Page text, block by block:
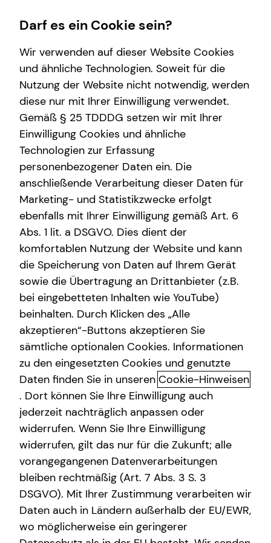
Karriere-Infos
Karrierechancen
Initiativbewerbung
Finanzberatung
Videoberatung
Spezialisten-Netzwerk
Immobilienfinanzierung
Betriebliche Altersvorsorge
Kapitalanlage Immobilien
Altersvorsorge
Arbeitskraftabsicherung
Service
Kundenportal
Schadenabwicklung
Wissenswertes
Über mich
Interview
Über tecis
Podcast
Das tecis Spezialisten-Netzwerk:
in jeder Phase für dich da!
Ganzheitlich beraten“ bedeutet für mich die 100%ige
Ausrichtung auf deine individuellen Wünsche und
Bedürfnisse. Gemeinsam beleuchten wir alle Aspekte für
deine Finanzplanung und entwickeln ein
maßgeschneidertes und ganzheitliches Konzept, das wir
immer wieder neu an deine veränderte Lebenssituation
anpassen können – dein Leben lang und bundesweit.
Um dir passende Produkte anbieten zu können, arbeitet
tecis mit einer Vielzahl renommierter
Produktpartnerinnen und -partner zusammen. Bei der
Darf es ein Cookie sein?
Wir verwenden auf dieser Website Cookies
und ähnliche Technologien. Soweit für die
Nutzung der Website nicht notwendig, werden
diese nur mit Ihrer Einwilligung verwendet.
Gemäß § 25 TDDDG setzen wir mit Ihrer
Einwilligung Cookies und ähnliche
Technologien zur Erfassung
personenbezogener Daten ein. Die
anschließende Verarbeitung dieser Daten für
Marketing- und Statistikzwecke erfolgt
ebenfalls mit Ihrer Einwilligung gemäß Art. 6
Abs. 1 lit. a DSGVO. Dies dient der
komfortablen Nutzung der Website und kann
die Speicherung von Daten auf Ihrem Gerät
sowie die Übertragung an Drittanbieter (z.B.
bei eingebetteten Inhalten wie YouTube)
beinhalten. Durch Klicken des „Alle
akzeptieren“-Buttons akzeptieren Sie
sämtliche optionalen Cookies. Informationen
zu den eingesetzten Cookies und genutzte
Daten finden Sie in unseren Cookie-Hinweisen
. Dort können Sie Ihre Einwilligung auch
jederzeit nachträglich anpassen oder
widerrufen. Wenn Sie Ihre Einwilligung
widerrufen, gilt das nur für die Zukunft; alle
vorangegangenen Datenverarbeitungen
bleiben rechtmäßig (Art. 7 Abs. 3 S. 3
DSGVO). Mit Ihrer Zustimmung verarbeiten wir
Daten auch in Ländern außerhalb der EU/EWR,
wo möglicherweise ein geringerer